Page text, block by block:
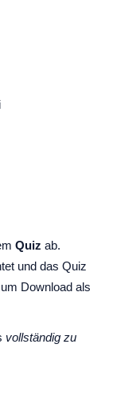
Quiz ab.
und das Quiz
Download als
vollständig zu